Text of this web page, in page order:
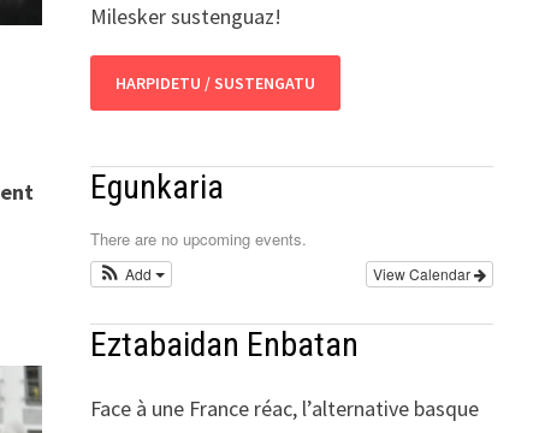
Milesker sustenguaz!
HARPIDETU / SUSTENGATU
Egunkaria
There are no upcoming events.
View Calendar
Add
Eztabaidan Enbatan
Face à une France réac, l’alternative basque